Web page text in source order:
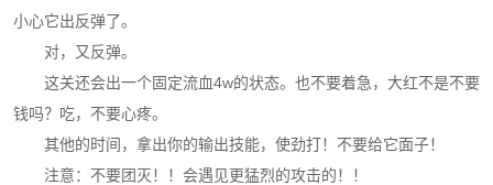
小心它出反弹了。
对，又反弹。
这关还会出一个固定流血4w的状态。也不要着急，大红不是不要
钱吗？吃，不要心疼。
其他的时间，拿出你的输出技能，使劲打！不要给它面子！
注意：不要团灭！！会遇见更猛烈的攻击的！！